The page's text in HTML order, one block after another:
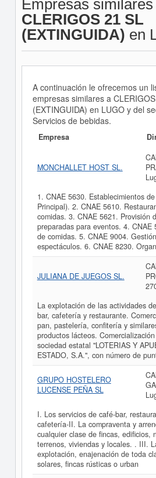
Empresas
CLERIGOS 21 SL
(EXTINGUIDA) en
A continuación le ofrecemos un
empresas similares a
(EXTINGUIDA) en LUGO y del
Servicios de bebidas.
Empresa
MONCHALLET HOST SL.
1. CNAE 5630. Establecimientos
Principal). 2. CNAE 5610.
comidas. 3. CNAE 5621. Provisión
preparadas para eventos. 4. CNAE
de comidas. 5. CNAE 9004.
espectáculos. 6. CNAE 8230.
JULIANA DE JUEGOS SL.
La explotación de las actividades
bar, cafetería y restaurante.
pan, pastelería, confitería y
productos lácteos.
sociedad estatal "LOTERIAS Y
ESTADO, S.A.", con número de
GRUPO HOSTELERO
LUCENSE PEÑA SL
I. Los servicios de café-bar,
cafetería-II. La compraventa y
cualquier clase de fincas, edificios,
terrenos, viviendas y locales. . III.
explotación, enajenación de toda
solares, fincas rústicas o urban